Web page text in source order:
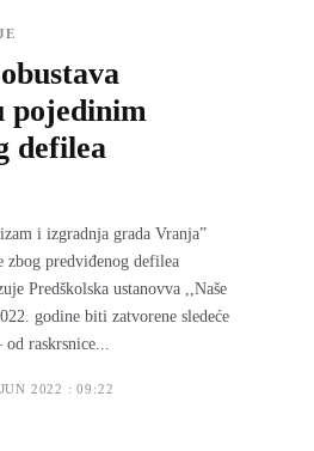
pojedinim
defilea
i izgradnja grada Vranja”
zbog predviđenog defilea
Predškolska ustanovva ,,Naše
godine biti zatvorene sledeće
– od raskrsnice...
2022 : 09:22